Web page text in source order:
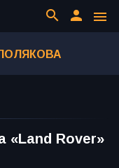
menu
person
search
«Land Rover»